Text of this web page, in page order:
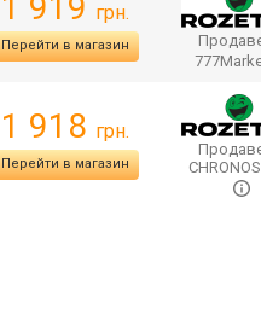
грн.
Перейти в магазин
1 918 грн.
Перейти в магазин